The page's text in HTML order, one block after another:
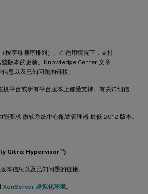
按字母顺序排列）。在适用情况下，支持
版本的更新。Knowledge Center 文章
息以及已知问题的链接。
机平台或所有平台版本上都受支持。有关详细信
要求 微软系统中心配置管理器 最低 2012 版本。
Citrix Hypervisor ™)
本信息以及已知问题的链接。
XenServer 虚拟化环境。